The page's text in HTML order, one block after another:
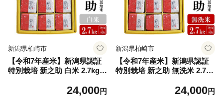
新潟県柏崎市
【令和7年産米】新潟県認証
特別栽培 新之助 白米 2.7kg
24,000円
新潟県柏崎市
【令和7年産米】新潟県認証
特別栽培 新之助 無洗米 2.7kg
24,000円